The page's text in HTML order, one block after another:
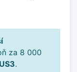
za 8 000
.